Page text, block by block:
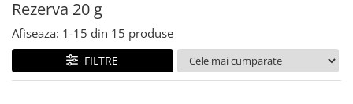
Esente Parfum Ambiental
Rezerve Spray Good Scent
Odorizant cu Pulverizator
Comerciale
Industriale (HVAC)
Rezerva 20 g
Rezerva 100 g
Rezerva 200 g
Rezerva 500 g
Rezerva 20 g
Afiseaza: 1-15 din 15 produse
FILTRE